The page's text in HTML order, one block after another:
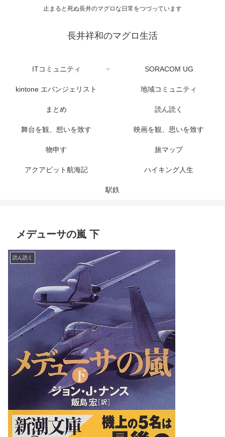
止まると死ぬ長井のマグロな日常をつづっています
長井祥和のマグロ生活
ITコミュニティ SORACOM UG
kintone エバンジェリスト 地域コミュニティ
まとめ 読ん読く
舞台を観、想いを致す 映画を観、思いを致す
物申す 旅マップ
アクアビット航海記 ハイキング人生
駅鉄
メデューサの嵐 下
読ん読く